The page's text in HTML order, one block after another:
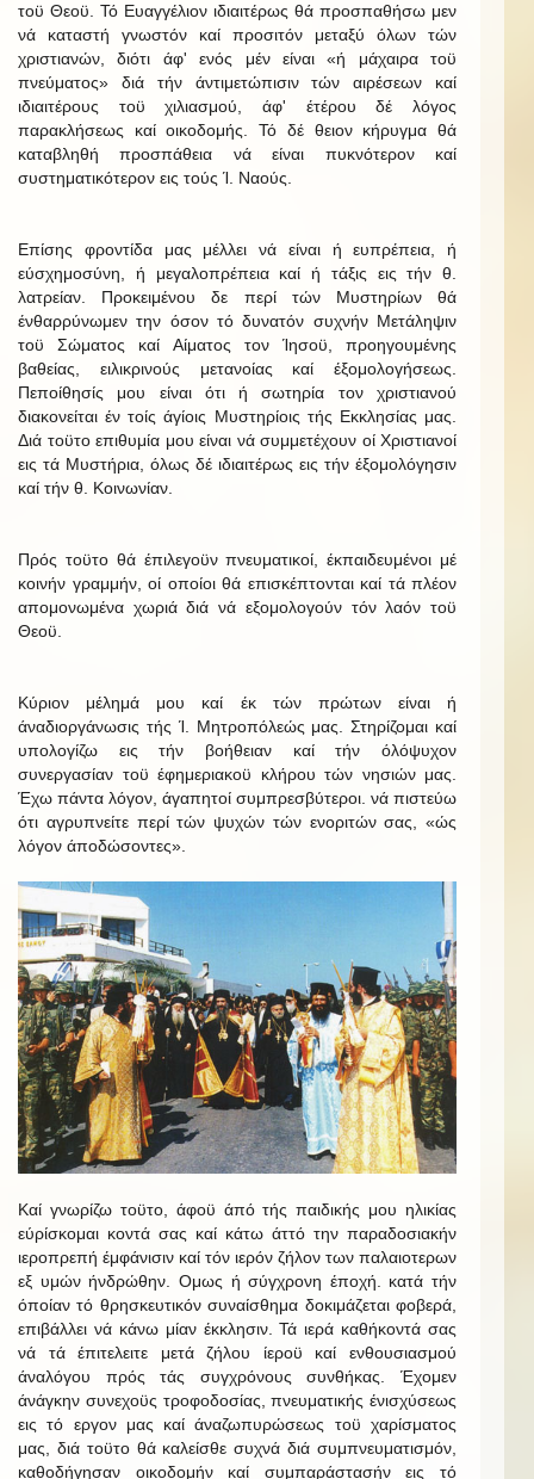
τοϋ Θεοϋ. Τό Ευαγγέλιον ιδιαιτέρως θά προσπαθήσω μεν
νά καταστή γνωστόν καί προσιτόν μεταξύ όλων τών
χριστιανών, διότι άφ' ενός μέν είναι «ή μάχαιρα τοϋ
πνεύματος» διά τήν άντιμετώπισιν τών αιρέσεων καί
ιδιαιτέρους τοϋ χιλιασμού, άφ' έτέρου δέ λόγος
παρακλήσεως καί οικοδομής. Τό δέ θειον κήρυγμα θά
καταβληθή προσπάθεια νά είναι πυκνότερον καί
συστηματικότερον εις τούς Ί. Ναούς.
Επίσης φροντίδα μας μέλλει νά είναι ή ευπρέπεια, ή
εύσχημοσύνη, ή μεγαλοπρέπεια καί ή τάξις εις τήν θ.
λατρείαν. Προκειμένου δε περί τών Μυστηρίων θά
ένθαρρύνωμεν την όσον τό δυνατόν συχνήν Μετάληψιν
τοϋ Σώματος καί Αίματος τον Ίησοϋ, προηγουμένης
βαθείας, ειλικρινούς μετανοίας καί έξομολογήσεως.
Πεποίθησίς μου είναι ότι ή σωτηρία τον χριστιανού
διακονείται έν τοίς άγίοις Μυστηρίοις τής Εκκλησίας μας.
Διά τοϋτο επιθυμία μου είναι νά συμμετέχουν οί Χριστιανοί
εις τά Μυστήρια, όλως δέ ιδιαιτέρως εις τήν έξομολόγησιν
καί τήν θ. Κοινωνίαν.
Πρός τοϋτο θά έπιλεγοϋν πνευματικοί, έκπαιδευμένοι μέ
κοινήν γραμμήν, οί οποίοι θά επισκέπτονται καί τά πλέον
απομονωμένα χωριά διά νά εξομολογούν τόν λαόν τοϋ
Θεοϋ.
Κύριον μέλημά μου καί έκ τών πρώτων είναι ή
άναδιοργάνωσις τής Ί. Μητροπόλεώς μας. Στηρίζομαι καί
υπολογίζω εις τήν βοήθειαν καί τήν όλόψυχον
συνεργασίαν τοϋ έφημεριακοϋ κλήρου τών νησιών μας.
Έχω πάντα λόγον, άγαπητοί συμπρεσβύτεροι. νά πιστεύω
ότι αγρυπνείτε περί τών ψυχών τών ενοριτών σας, «ώς
λόγον άποδώσοντες».
Καί γνωρίζω τοϋτο, άφοϋ άπό τής παιδικής μου ηλικίας
εύρίσκομαι κοντά σας καί κάτω άττό την παραδοσιακήν
ιεροπρεπή έμφάνισιν καί τόν ιερόν ζήλον των παλαιοτερων
εξ υμών ήνδρώθην. Ομως ή σύγχρονη έποχή. κατά τήν
όποίαν τό θρησκευτικόν συναίσθημα δοκιμάζεται φοβερά,
επιβάλλει νά κάνω μίαν έκκλησιν. Τά ιερά καθήκοντά σας
νά τά έπιτελειτε μετά ζήλου ίεροϋ καί ενθουσιασμού
άναλόγου πρός τάς συγχρόνους συνθήκας. Έχομεν
άνάγκην συνεχοϋς τροφοδοσίας, πνευματικής ένισχύσεως
εις τό εργον μας καί άναζωπυρώσεως τοϋ χαρίσματος
μας, διά τοϋτο θά καλείσθε συχνά διά συμπνευματισμόν,
καθοδήγησαν οικοδομήν καί συμπαράστασήν εις τό